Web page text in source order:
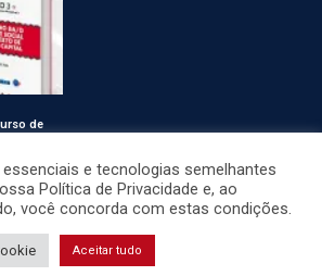
de
Todos os Direitos Reservados.
porJSWEBMIDIA
e tecnologias semelhantes
Política de Privacidade e, ao
você concorda com estas condições.
Aceitar tudo